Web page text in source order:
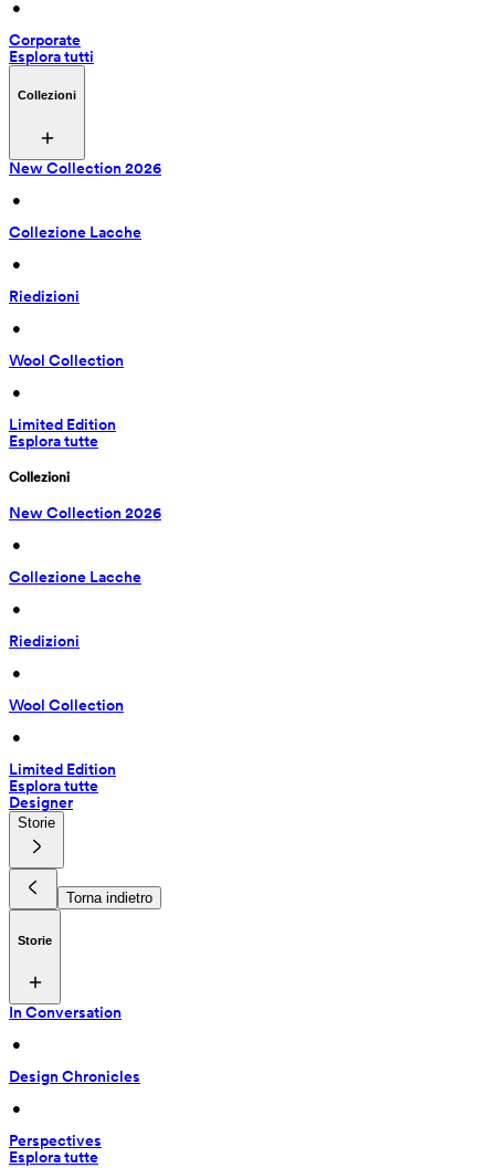
•
Corporate
Esplora tutti
Collezioni
New Collection 2026
•
Collezione Lacche
•
Riedizioni
•
Wool Collection
•
Limited Edition
Esplora tutte
Collezioni
New Collection 2026
•
Collezione Lacche
•
Riedizioni
•
Wool Collection
•
Limited Edition
Esplora tutte
Designer
Storie
Torna indietro
Storie
In Conversation
•
Design Chronicles
•
Perspectives
Esplora tutte